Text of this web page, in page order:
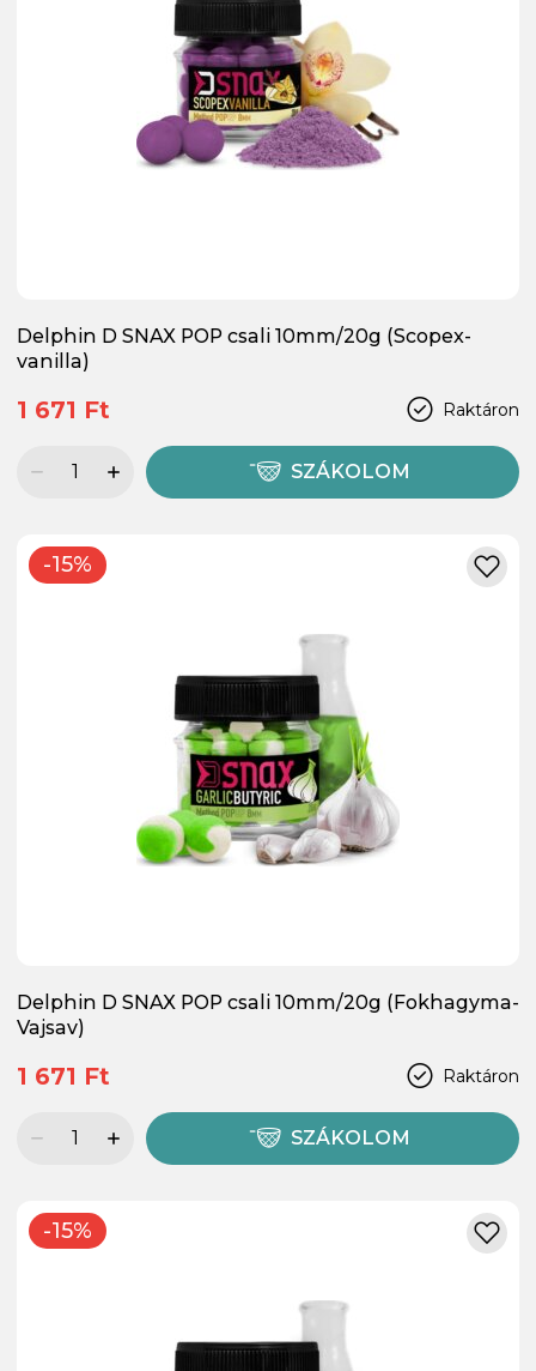
Delphin D SNAX POP csali 10mm/20g (Scopex-
vanilla)
Raktáron
1 671 Ft
SZÁKOLOM
-15%
Delphin D SNAX POP csali 10mm/20g (Fokhagyma-
Vajsav)
Raktáron
1 671 Ft
SZÁKOLOM
-15%